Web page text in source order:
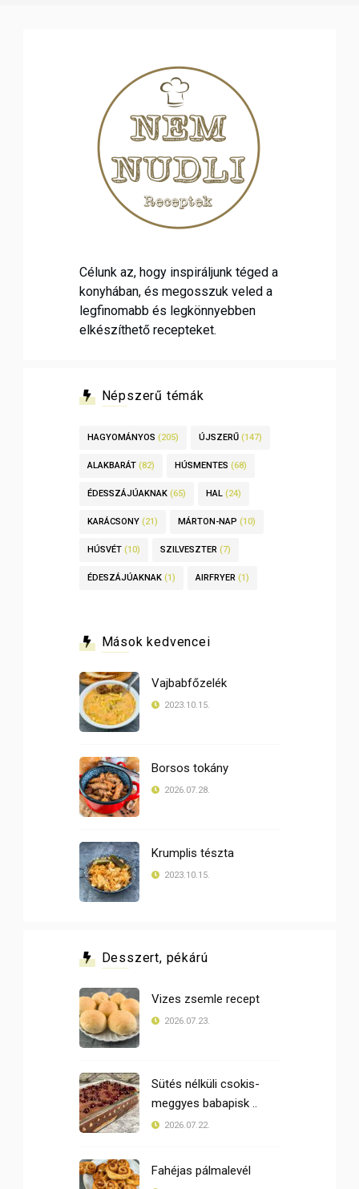
Célunk az, hogy inspiráljunk téged a
konyhában, és megosszuk veled a
legfinomabb és legkönnyebben
elkészíthető recepteket.
Népszerű témák
HAGYOMÁNYOS (205) ÚJSZERŰ (147)
ALAKBARÁT (82) HÚSMENTES (68)
ÉDESSZÁJÚAKNAK (65) HAL (24)
KARÁCSONY (21) MÁRTON-NAP (10)
HÚSVÉT (10) SZILVESZTER (7)
ÉDESZÁJÚAKNAK (1) AIRFRYER (1)
Mások kedvencei
Vajbabfőzelék
2023.10.15.
Borsos tokány
2026.07.28.
Krumplis tészta
2023.10.15.
Desszert, pékárú
Vizes zsemle recept
2026.07.23.
Sütés nélküli csokis-
meggyes babapisk ..
2026.07.22.
Fahéjas pálmalevél